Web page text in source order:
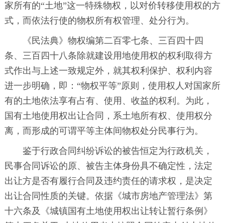
家所有的“土地”这一特殊物权，以对价转移使用权的方
式，而依法行使的物权所有权管理、处分行为。
《民法典》物权编第二百零七条、三百四十四
条、三百四十八条除就建设用地使用权的权利取得方
式作出与上述一致规定外，就其权利保护、权利内容
进一步明确，即：“物权平等”原则，使用权人对国家所
有的土地依法享有占有、使用、收益的权利。为此，
国有土地使用权出让合同，系土地所有权、使用权分
离，而形成的可谓平等主体间物权处分民事行为。
鉴于行政合同纠纷诉讼的被告恒定为行政机关，
民事合同诉讼的原、被告主体身份具不确定性，法定
出让方是否有履行合同及违约责任的请求权，是决定
出让合同性质的关键。依据《城市房地产管理法》第
十六条及《城镇国有土地使用权出让转让暂行条例》